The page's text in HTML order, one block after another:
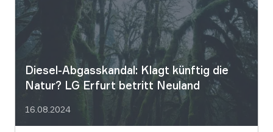
Diesel-Abgasskandal: Klagt künftig die
Natur? LG Erfurt betritt Neuland
16.08.2024